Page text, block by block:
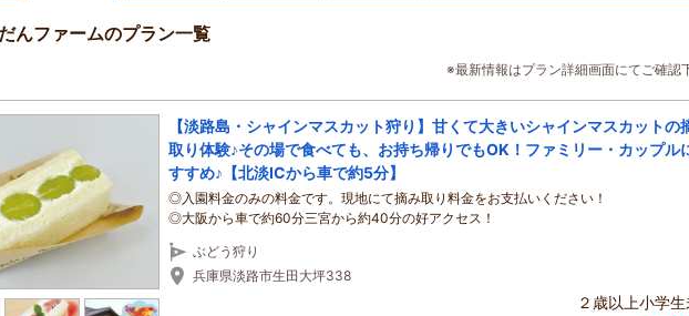
んファームのプラン一覧
※最新情報はプラン詳細画面にてご確認
【淡路島・シャインマスカット狩り】甘くて大きいシャインマスカットの
取り体験♪その場で食べても、お持ち帰りでもOK！ファミリー・カップル
すすめ♪【北淡ICから車で約5分】
◎入園料金のみの料金です。現地にて摘み取り料金をお支払いください！
◎大阪から車で約60分三宮から約40分の好アクセス！
ぶどう狩り
兵庫県淡路市生田大坪338
２歳以上小学